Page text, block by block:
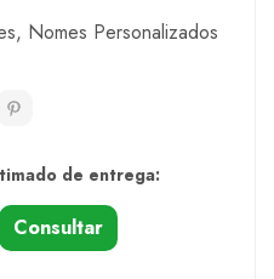
, Nomes Personalizados
de entrega:
Consultar